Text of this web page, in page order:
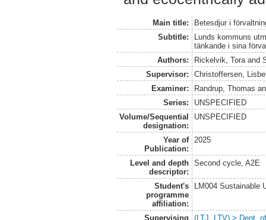
Main title:
Betesdjur i
Subtitle:
Lunds kommuns
tänkande i sina
Authors:
Rickelvik, Toraand
Supervisor:
Christoffersen,
Examiner:
Randrup, Thomas
Series:
UNSPECIFIED
Volume/Sequential
designation:
UNSPECIFIED
Year of
Publication:
2025
Level and depth
descriptor:
Second cycle, A2E
Student's
programme
affiliation:
LM004 Sustainable
Supervising
(LTJ, LTV) > Dept.